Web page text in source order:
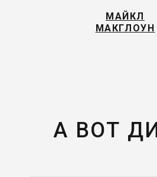
МАЙКЛ
МАКГЛОУН
А ВОТ